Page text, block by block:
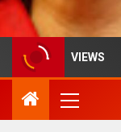
за VIEWS